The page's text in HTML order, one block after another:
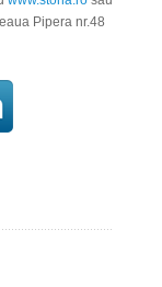
Pipera nr.48